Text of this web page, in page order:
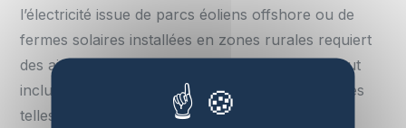
l’électricité issue de parcs éoliens offshore ou de
fermes solaires installées en zones rurales requiert
des ajustements techniques significatifs. Cela peut
inclure la mise en place de technologies avancées
telles que les
smart grids
, capables de gérer